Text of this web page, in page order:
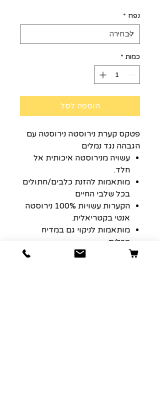
נפח *
כמות *
הוספה לסל
פטקס קערת נירוסטה נירוסטה עם
הגבהה נגד נמלים
עשויה מנירוסטה איכותית אל
חלד.
מותאמות להזנת כלבים/חתולים
בכל שלבי החיים
הקערות עשויות 100% נירוסטה
אנטי בקטריאלית.
מותאמות לניקוי גם במדיח
הכלים.
100% בקרת איכות והנאה